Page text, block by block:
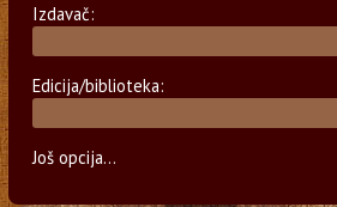
Izdavač:
Edicija/biblioteka:
Još opcija...